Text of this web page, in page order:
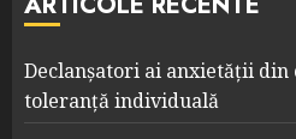
Declanșatori ai anxietății din
toleranță individuală